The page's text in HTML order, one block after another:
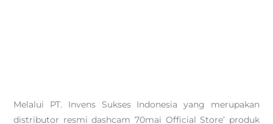
Melalui PT. Invens Sukses Indonesia yang merupakan
distributor resmi dashcam 70mai Official Store’ produk